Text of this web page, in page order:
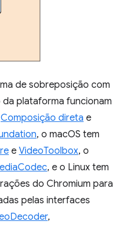
de sobreposição com
plataforma funcionam
Composição direta e
, o macOS tem
e VideoToolbox, o
, e o Linux tem
do Chromium para
pelas interfaces
,